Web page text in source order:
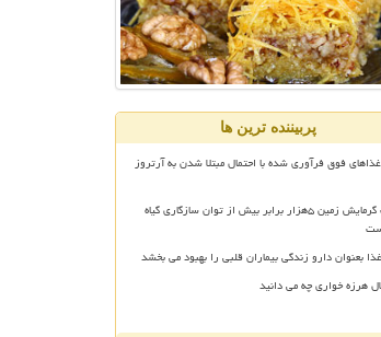
پربیننده ترین ها
غذاهای فوق فرآوری شده با احتمال مبتلا شدن به آرتروز
سرعت گرمایش زمین ۵هزار برابر بیش از توان سازگاری گیاه
بعنوان دارو زندگی بیماران قلبی را بهبود می بخشد
هرزه خواری چه می دانید